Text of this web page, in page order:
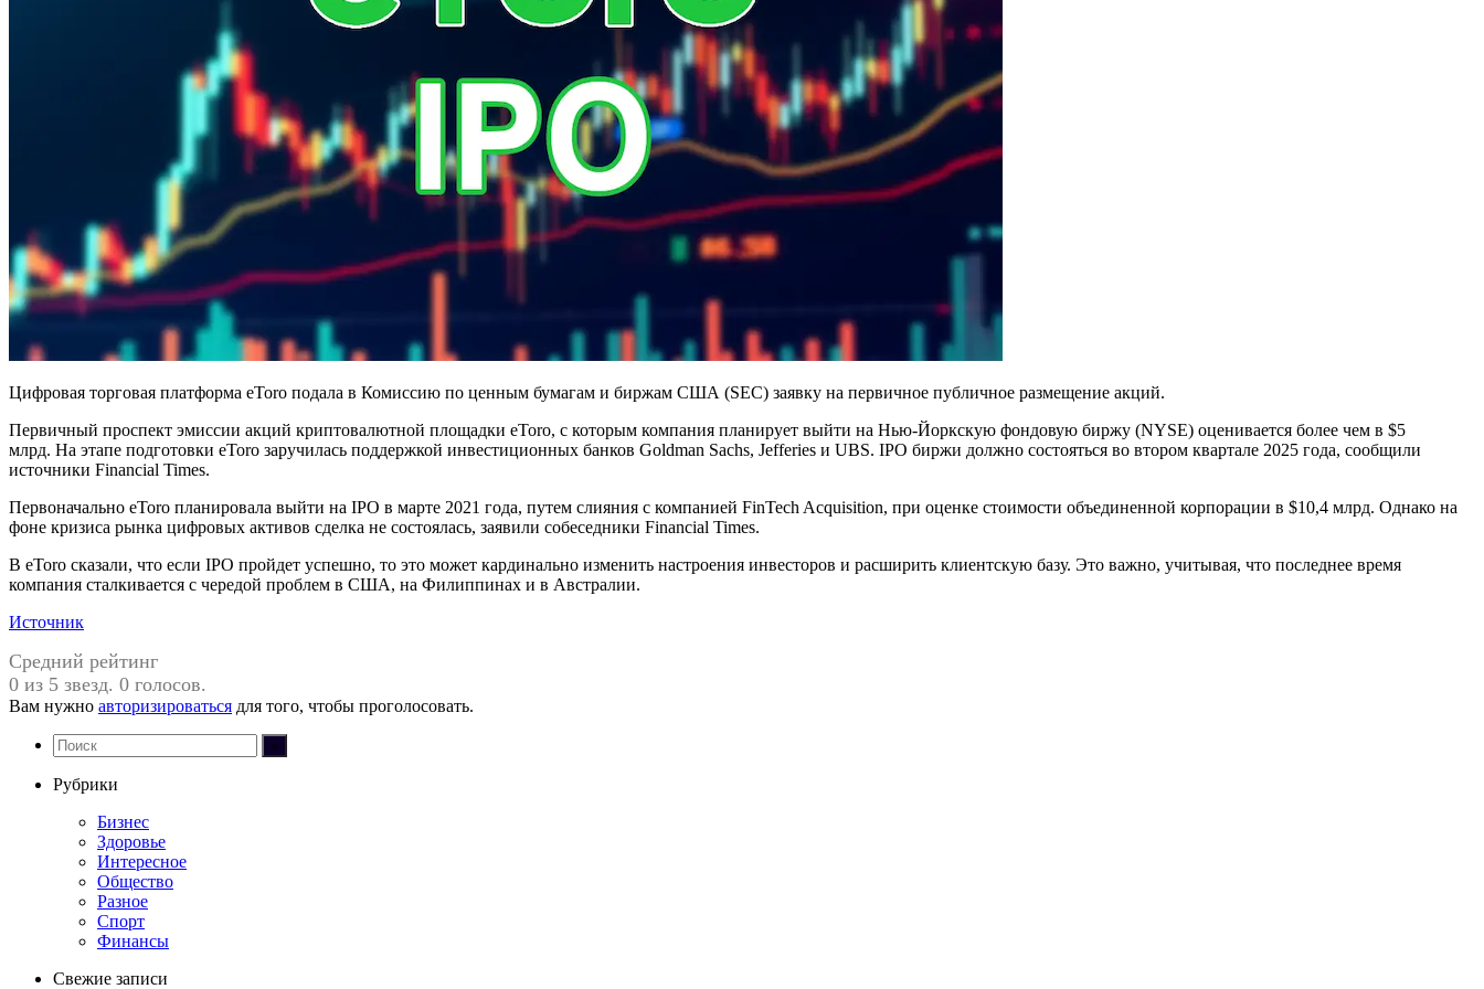
Цифровая торговая платформа eToro подала в Комиссию по ценным бумагам и биржам США (SEC) заявку на первичное публичное размещение акций.
Первичный проспект эмиссии акций криптовалютной площадки eToro, с которым компания планирует выйти на Нью-Йоркскую фондовую биржу (NYSE) оценивается более чем в $5
млрд. На этапе подготовки eToro заручилась поддержкой инвестиционных банков Goldman Sachs, Jefferies и UBS. IPO биржи должно состояться во втором квартале 2025 года, сообщили
источники Financial Times.
Первоначально eToro планировала выйти на IPO в марте 2021 года, путем слияния с компанией FinTech Acquisition, при оценке стоимости объединенной корпорации в $10,4 млрд. Однако на
фоне кризиса рынка цифровых активов сделка не состоялась, заявили собеседники Financial Times.
В eToro сказали, что если IPO пройдет успешно, то это может кардинально изменить настроения инвесторов и расширить клиентскую базу. Это важно, учитывая, что последнее время
компания сталкивается с чередой проблем в США, на Филиппинах и в Австралии.
Источник
Средний рейтинг
0 из 5 звезд. 0 голосов.
Вам нужно авторизироваться для того, чтобы проголосовать.
Рубрики
Бизнес
Здоровье
Интересное
Общество
Разное
Спорт
Финансы
Свежие записи